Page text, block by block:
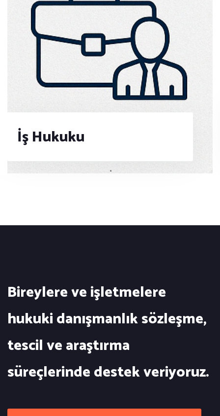
İş Hukuku
Bireylere ve işletmelere
hukuki danışmanlık sözleşme,
tescil ve araştırma
süreçlerinde destek veriyoruz.